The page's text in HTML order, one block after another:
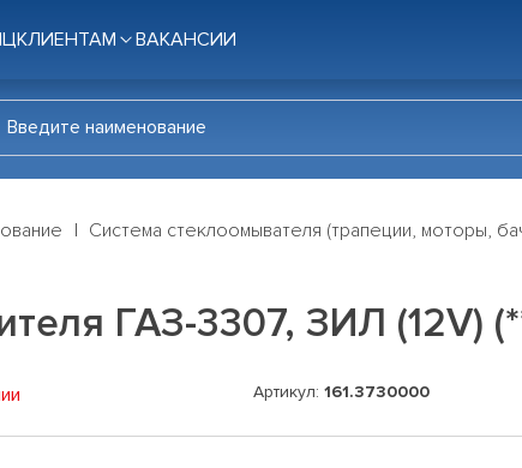
КЛИЕНТАМ ВАКАНСИИ
Система стеклоомывателя (трапеции, моторы,
ГАЗ-3307, ЗИЛ (12V)
Артикул: 161.3730000